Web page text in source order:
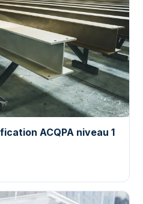
ACQPA niveau 1